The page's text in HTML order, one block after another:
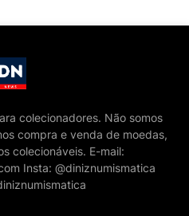
colecionadores. Não somos
compra e venda de moedas,
colecionáveis. E-mail:
Insta: @diniznumismatica